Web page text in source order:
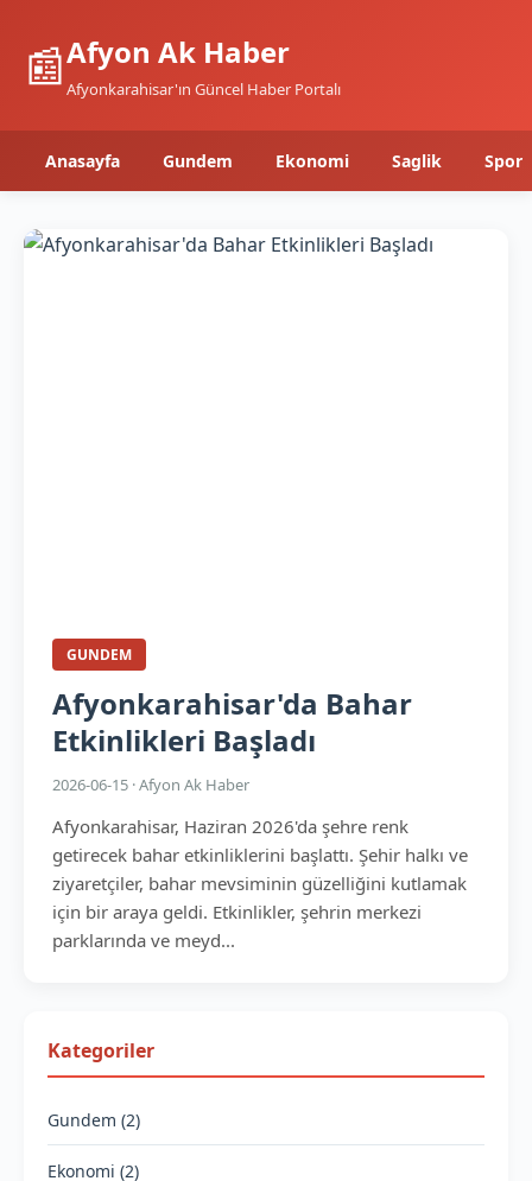
📰Afyon Ak Haber
Afyonkarahisar'ın Güncel Haber Portalı
Anasayfa Gundem Ekonomi Saglik Spor
GUNDEM
Afyonkarahisar'da Bahar
Etkinlikleri Başladı
2026-06-15 · Afyon Ak Haber
Afyonkarahisar, Haziran 2026'da şehre renk
getirecek bahar etkinliklerini başlattı. Şehir halkı ve
ziyaretçiler, bahar mevsiminin güzelliğini kutlamak
için bir araya geldi. Etkinlikler, şehrin merkezi
parklarında ve meyd...
Kategoriler
Gundem (2)
Ekonomi (2)